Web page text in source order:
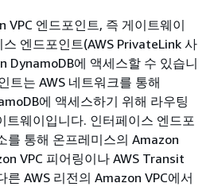
VPC 엔드포인트, 즉 게이트웨이
스 엔드포인트(AWS PrivateLink 사
DynamoDB에 액세스할 수 있습니
트는 AWS 네트워크를 통해
에 액세스하기 위해 라우팅
트웨이입니다. 인터페이스 엔드포
를 통해 온프레미스의 Amazon
VPC 피어링이나 AWS Transit
AWS 리전의 Amazon VPC에서